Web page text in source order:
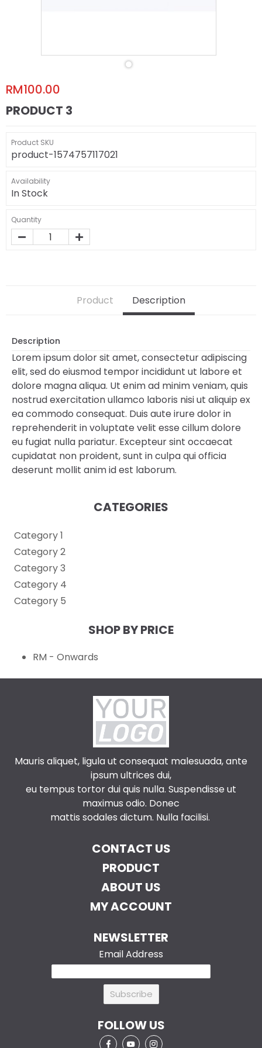
CATEGORIES
Category 1
Category 2
Category 3
Category 4
Category 5
SHOP BY PRICE
RM - Onwards
RM100.00
PRODUCT 3
Product SKU
product-1574757117021
Availability
In Stock
Quantity
Product Description
Description
Lorem ipsum dolor sit amet, consectetur adipiscing
elit, sed do eiusmod tempor incididunt ut labore et
dolore magna aliqua. Ut enim ad minim veniam, quis
nostrud exercitation ullamco laboris nisi ut aliquip ex
ea commodo consequat. Duis aute irure dolor in
reprehenderit in voluptate velit esse cillum dolore
eu fugiat nulla pariatur. Excepteur sint occaecat
cupidatat non proident, sunt in culpa qui officia
deserunt mollit anim id est laborum.
CONTACT US
PRODUCT
ABOUT US
MY ACCOUNT
NEWSLETTER
Email Address
FOLLOW US
Mauris aliquet, ligula ut consequat malesuada, ante
ipsum ultrices dui,
eu tempus tortor dui quis nulla. Suspendisse ut
maximus odio. Donec
mattis sodales dictum. Nulla facilisi.